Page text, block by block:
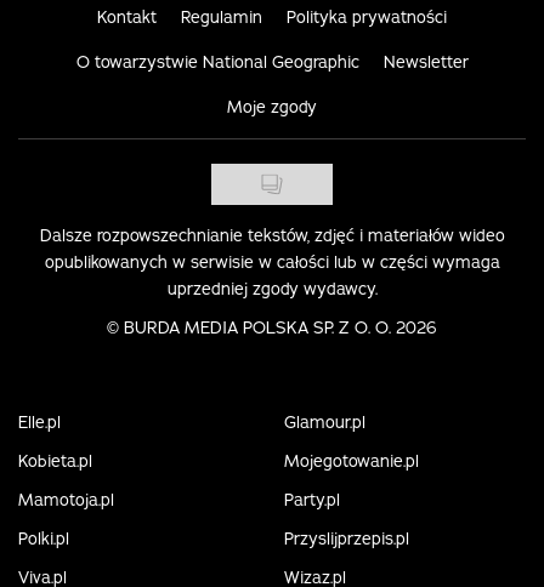
Kontakt Regulamin Polityka prywatności
O towarzystwie National Geographic Newsletter
Moje zgody
Dalsze rozpowszechnianie tekstów, zdjęć i materiałów wideo
opublikowanych w serwisie w całości lub w części wymaga
uprzedniej zgody wydawcy.
© BURDA MEDIA POLSKA SP. Z O. O. 2026
Elle.pl
Glamour.pl
Kobieta.pl
Mojegotowanie.pl
Mamotoja.pl
Party.pl
Polki.pl
Przyslijprzepis.pl
Viva.pl
Wizaz.pl